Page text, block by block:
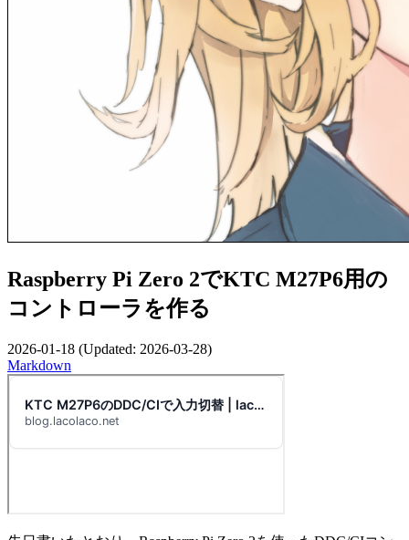
Raspberry Pi Zero 2でKTC M27P6用の
コントローラを作る
2026-01-18 (Updated: 2026-03-28)
Markdown